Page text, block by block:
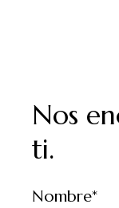
Nos
ti.
Nombre*